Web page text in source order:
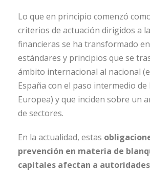
Lo que en principio comenzó
criterios de actuación dirigidos a
financieras se ha transformado
estándares y principios que se
ámbito internacional al nacional
España con el paso intermedio de
Europea) y que inciden sobre un
de sectores.
En la actualidad, estas
prevención en materia de
capitales afectan a